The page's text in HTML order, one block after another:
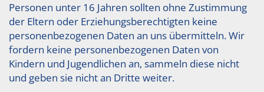
Personen unter 16 Jahren sollten ohne Zustimmung
der Eltern oder Erziehungsberechtigten keine
personenbezogenen Daten an uns übermitteln. Wir
fordern keine personenbezogenen Daten von
Kindern und Jugendlichen an, sammeln diese nicht
und geben sie nicht an Dritte weiter.